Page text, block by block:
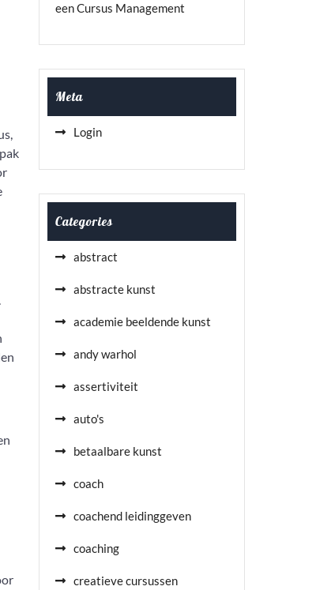
een Cursus Management
Meta
Login
Categories
abstract
abstracte kunst
academie beeldende kunst
andy warhol
assertiviteit
auto's
betaalbare kunst
coach
coachend leidinggeven
coaching
creatieve cursussen